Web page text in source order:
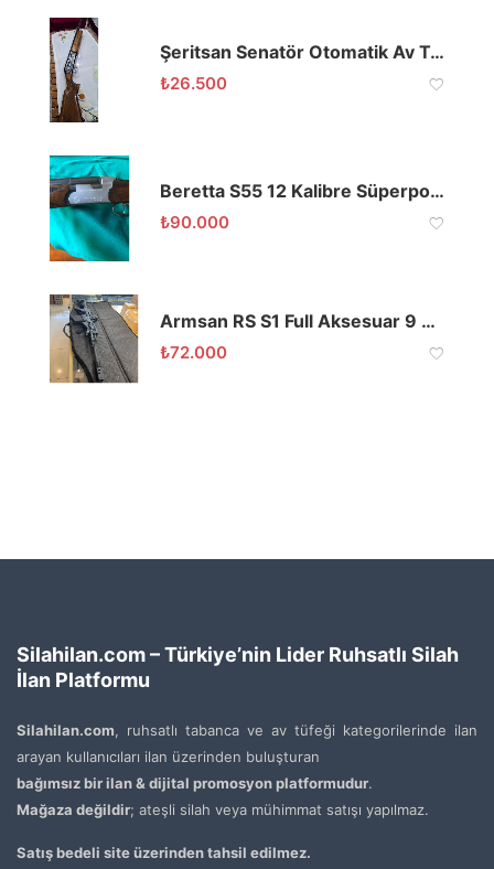
Şeritsan Senatör Otomatik Av Tüfeği
₺26.500
Beretta S55 12 Kalibre Süperpoze Av Tüfeği
₺90.000
Armsan RS S1 Full Aksesuar 9 TAKSİT VADE FARKSIZ
₺72.000
Silahilan.com – Türkiye’nin Lider Ruhsatlı Silah
İlan Platformu
Silahilan.com, ruhsatlı tabanca ve av tüfeği kategorilerinde ilan
arayan kullanıcıları ilan üzerinden buluşturan
bağımsız bir ilan & dijital promosyon platformudur.
Mağaza değildir; ateşli silah veya mühimmat satışı yapılmaz.
Satış bedeli site üzerinden tahsil edilmez.